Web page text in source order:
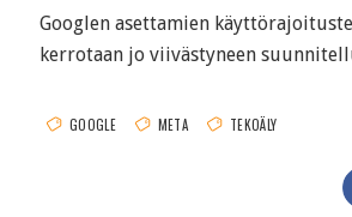
Googlen asettamien
kerrotaan jo viivästyneen
GOOGLE META TEKOÄLY